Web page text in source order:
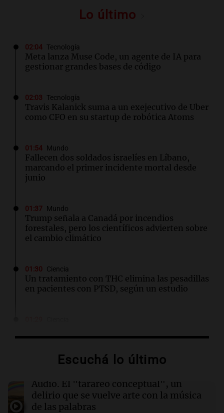
Lo último
02:04 Tecnología
Meta lanza Muse Code, un agente de IA para
gestionar grandes bases de código
02:03 Tecnología
Travis Kalanick suma a un exejecutivo de Uber
como CFO en su startup de robótica Atoms
01:54 Mundo
Fallecen dos soldados israelíes en Líbano,
marcando el primer incidente mortal desde
junio
01:37 Mundo
Trump señala a Canadá por incendios
forestales, pero los científicos advierten sobre
el cambio climático
01:30 Ciencia
Un tratamiento con THC elimina las pesadillas
en pacientes con PTSD, según un estudio
artritis reumatoide y provocar brotes
01:02 Mundo
Lionel Messi brilla con dos goles en la victoria
del Inter Miami ante Atlético de San Luis
Escuchá lo último
Audio. El "tarareo conceptual", un
delirio que se vuelve arte con la música
de las palabras